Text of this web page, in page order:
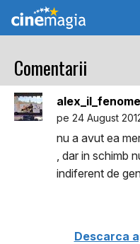
Comentarii
pe 24 August 2012
nu a avut ea
, dar in schimb
indiferent de
Descarca